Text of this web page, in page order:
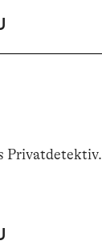
Privatdetektiv.